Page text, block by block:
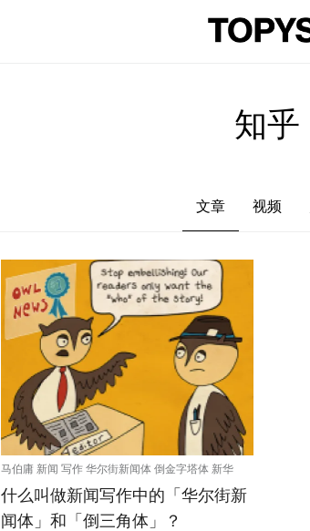
文章 视频
马伯庸 新闻 写作 华尔街新闻体 倒金字塔体 新华
体 知乎
什么叫做新闻写作中的「华尔街新
闻体」和「倒三角体」？